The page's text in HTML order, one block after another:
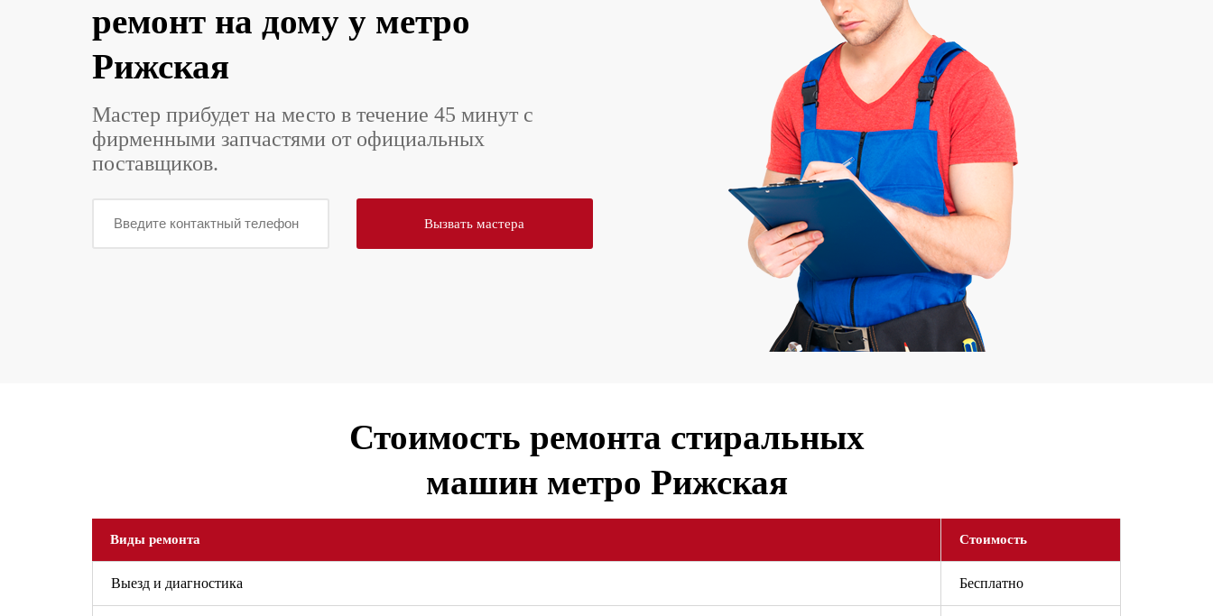
ремонт на дому у метро
Рижская
Мастер прибудет на место в течение 45 минут с
фирменными запчастями от официальных
поставщиков.
Стоимость ремонта стиральных
машин метро Рижская
Виды ремонта Стоимость
Выезд и диагностика Бесплатно